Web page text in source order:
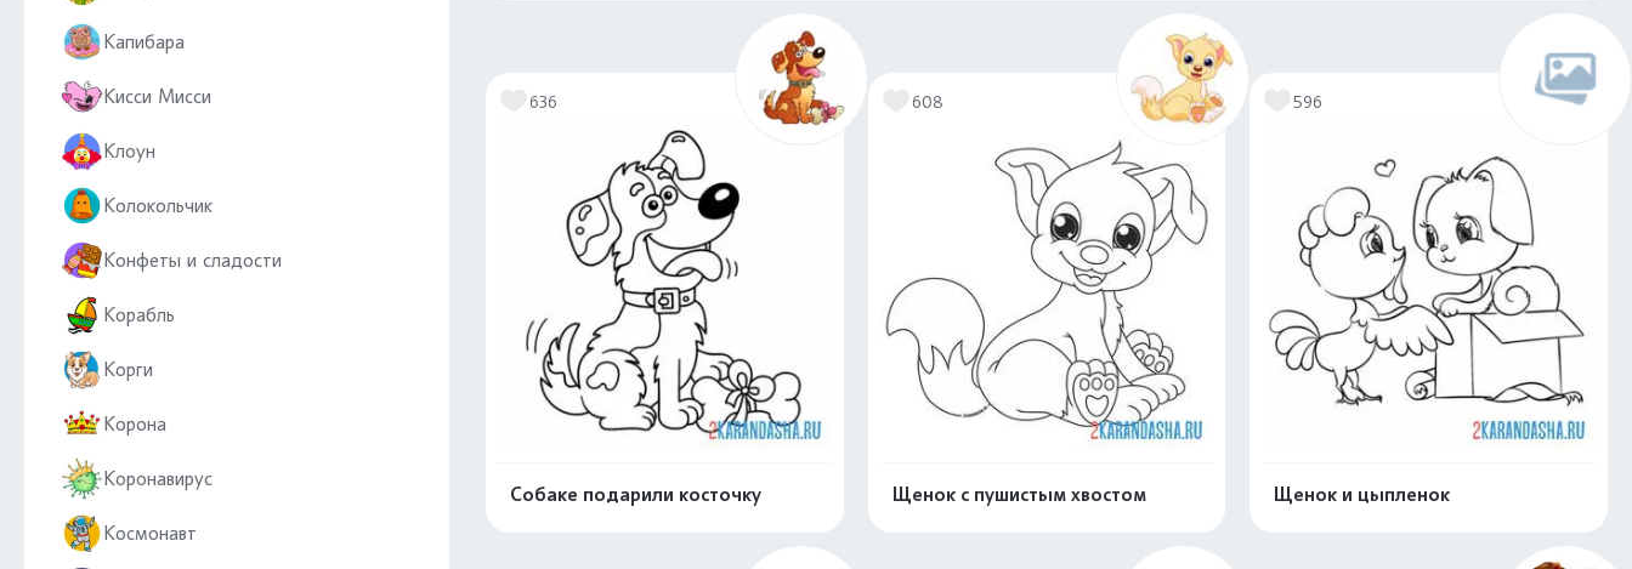
Капибара
Кисси Мисси
Клоун
Колокольчик
Конфеты и сладости
Корабль
Корги
Корона
Коронавирус
Космонавт
636
Собаке подарили косточку
608
Щенок с пушистым хвостом
596
Щенок и цыпленок